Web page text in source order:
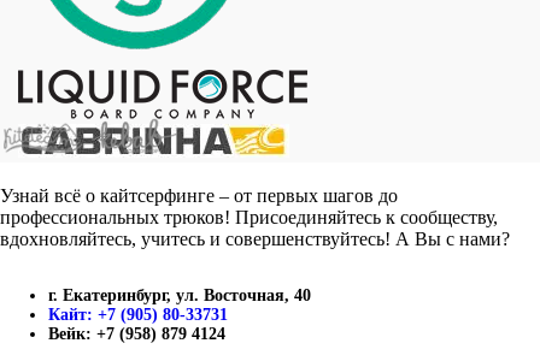
Узнай всё о кайтсерфинге – от первых шагов до
профессиональных трюков! Присоединяйтесь к сообществу,
вдохновляйтесь, учитесь и совершенствуйтесь! А Вы с нами?
г. Екатеринбург, ул. Восточная, 40
Кайт: +7 (905) 80-33731
Вейк: +7 (958) 879 4124